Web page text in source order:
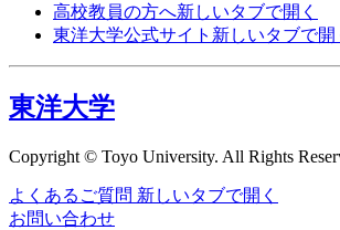
高校教員の方へ新しいタブで開く
東洋大学公式サイト 新しいタブで開
東洋大学
Copyright © Toyo University. All Rights
よくあるご質問 新しいタブで開く
お問い合わせ